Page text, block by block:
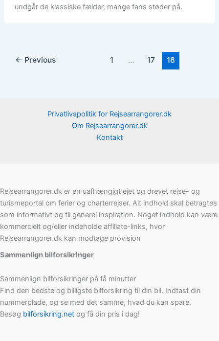
undgår de klassiske fælder, mange fans støder på.
← Previous 1 … 17 18
Privatlivspolitik for Rejsearrangorer.dk
Om Rejsearrangorer.dk
Kontakt
Rejsearrangorer.dk er en uafhængigt ejet og drevet rejse- og
turismeportal om ferier og charterrejser. Alt indhold skal betragtes
som informativt og til generel inspiration. Noget indhold kan være
kommercielt og/eller indeholde affiliate-links, hvor
Rejsearrangorer.dk kan modtage provision
Sammenlign bilforsikringer
Sammenlign bilforsikringer på få minutter
Find den bedste og billigste bilforsikring til din bil. Indtast din
nummerplade, og se med det samme, hvad du kan spare.
Besøg bilforsikring.net og få din pris i dag!